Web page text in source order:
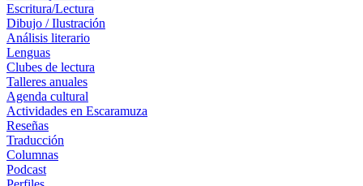
Escritura/Lectura
Dibujo / Ilustración
Análisis literario
Lenguas
Clubes de lectura
Talleres anuales
Agenda cultural
Actividades en Escaramuza
Reseñas
Traducción
Columnas
Podcast